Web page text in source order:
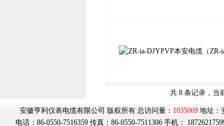
共 8 条记录，
安徽亨利仪表电缆有限公司 版权所有 总访问量： 1035069 地址：
电话：86-0550-7516359 传真：86-0550-7511306 手机：